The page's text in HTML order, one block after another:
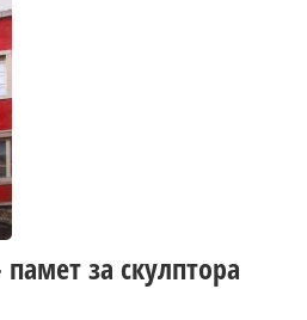
за скулптора